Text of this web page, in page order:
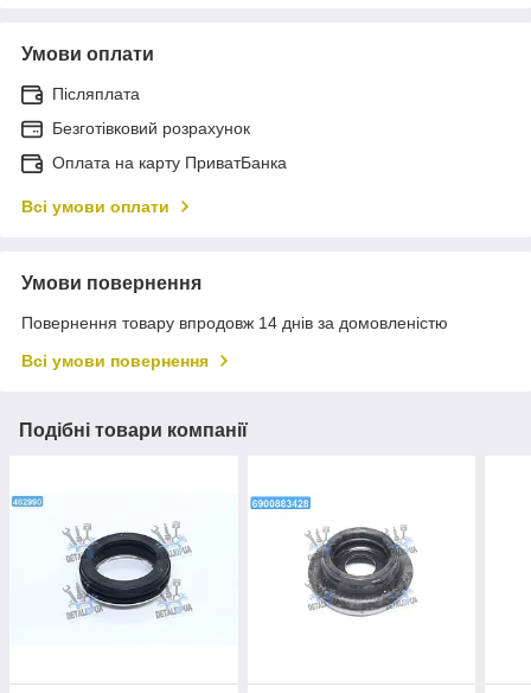
Умови оплати
Післяплата
Безготівковий розрахунок
Оплата на карту ПриватБанка
Всі умови оплати
Умови повернення
Повернення товару впродовж 14 днів за домовленістю
Всі умови повернення
Подібні товари компанії